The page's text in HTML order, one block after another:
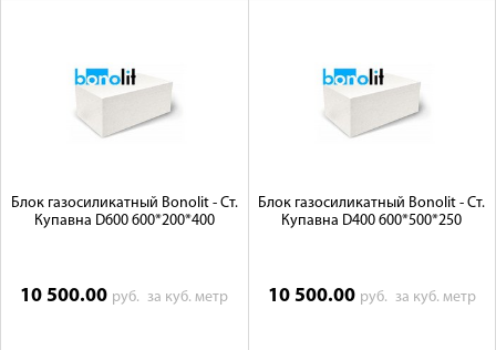
Блок газосиликатный Bonolit - Ст.
Купавна D600 600*200*400
10 500.00 руб.за куб. метр
Блок газосиликатный Bonolit - Ст.
Купавна D400 600*500*250
10 500.00 руб. за куб. метр